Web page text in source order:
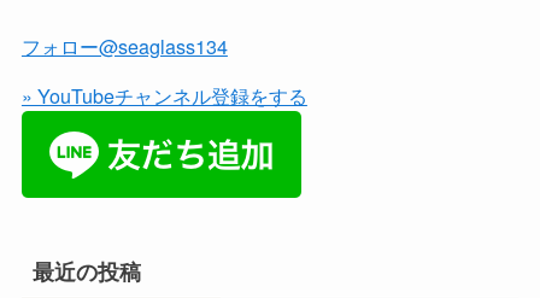
フォロー@seaglass134
» YouTubeチャンネル登録をする
最近の投稿